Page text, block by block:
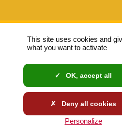
La Région Occitanie- Nouvelle fenêtre
Sud de France- Nouvelle fenêtre
laregion.fr
This site uses cookies and
what you want to activate
OK, accept all
Deny all cookies
Personalize